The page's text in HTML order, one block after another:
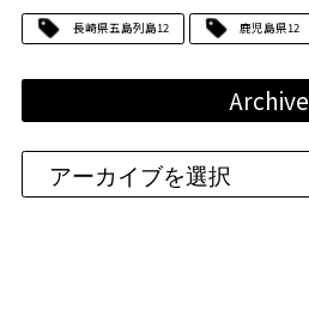
長崎県五島列島12 鹿児島県12
Archive